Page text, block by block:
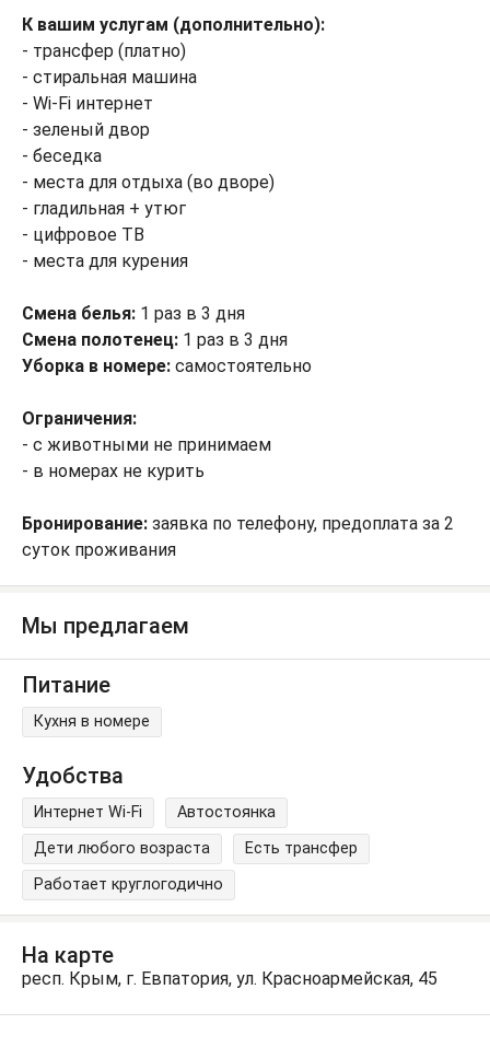
К вашим услугам (дополнительно):
- трансфер (платно)
- стиральная машина
- Wi-Fi интернет
- зеленый двор
- беседка
- места для отдыха (во дворе)
- гладильная + утюг
- цифровое ТВ
- места для курения
Смена белья: 1 раз в 3 дня
Смена полотенец: 1 раз в 3 дня
Уборка в номере: самостоятельно
Ограничения:
- с животными не принимаем
- в номерах не курить
Бронирование: заявка по телефону, предоплата за 2
суток проживания
Мы предлагаем
Питание
Кухня в номере
Удобства
Интернет Wi-Fi
Автостоянка
Дети любого возраста
Есть трансфер
Работает круглогодично
На карте
респ. Крым, г. Евпатория, ул. Красноармейская, 45